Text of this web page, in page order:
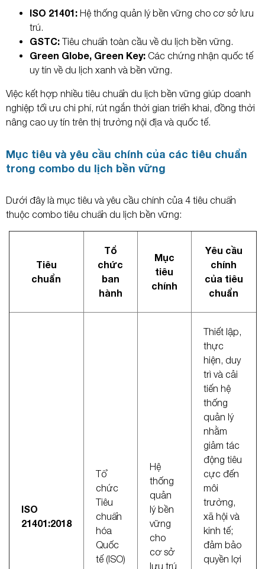
ISO 21401: Hệ thống quản lý bền vững cho cơ sở lưu
trú.
GSTC: Tiêu chuẩn toàn cầu về du lịch bền vững.
Green Globe, Green Key: Các chứng nhận quốc tế
uy tín về du lịch xanh và bền vững.
Việc kết hợp nhiều tiêu chuẩn du lịch bền vững giúp doanh
nghiệp tối ưu chi phí, rút ngắn thời gian triển khai, đồng thời
nâng cao uy tín trên thị trường nội địa và quốc tế.
Mục tiêu và yêu cầu chính của các tiêu chuẩn
trong combo du lịch bền vững
Dưới đây là mục tiêu và yêu cầu chính của 4 tiêu chuẩn
thuộc combo tiêu chuẩn du lịch bền vững:
Tiêu
chuẩn
Tổ
chức
ban
hành
Mục
tiêu
chính
Yêu cầu
chính
của tiêu
chuẩn
ISO
21401:2018
Tổ
chức
Tiêu
chuẩn
hóa
Quốc
tế (ISO)
Hệ
thống
quản
lý bền
vững
cho
cơ sở
lưu trú
Thiết lập,
thực
hiện, duy
trì và cải
tiến hệ
thống
quản lý
nhằm
giảm tác
động tiêu
cực đến
môi
trường,
xã hội và
kinh tế;
đảm bảo
quyền lợi